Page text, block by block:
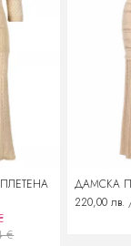
€
ДАМСКА
220,00